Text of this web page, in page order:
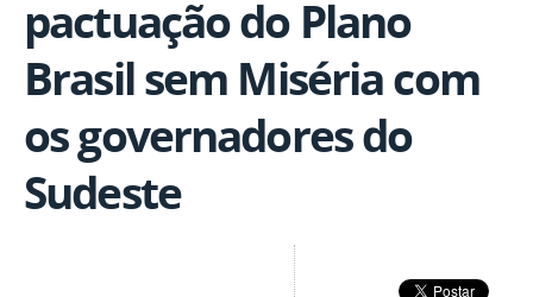
pactuação do Plano
Brasil sem Miséria com
os governadores do
Sudeste